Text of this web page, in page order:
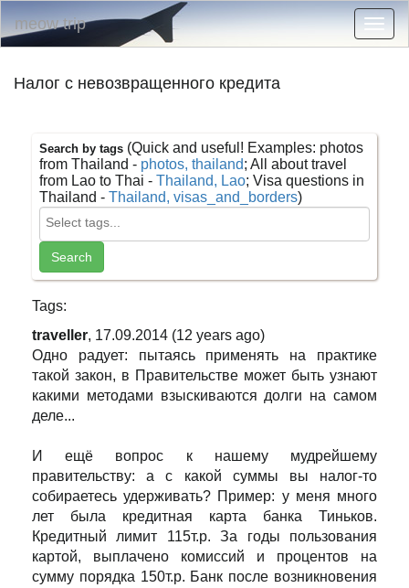
meow trip
Налог с невозвращенного кредита
Search by tags (Quick and useful! Examples: photos
from Thailand - photos, thailand; All about travel
from Lao to Thai - Thailand, Lao; Visa questions in
Thailand - Thailand, visas_and_borders)
Tags:
traveller, 17.09.2014 (12 years ago)
Одно радует: пытаясь применять на практике
такой закон, в Правительстве может быть узнают
какими методами взыскиваются долги на самом
деле...
И ещё вопрос к нашему мудрейшему
правительству: а с какой суммы вы налог-то
собираетесь удерживать? Пример: у меня много
лет была кредитная карта банка Тиньков.
Кредитный лимит 115т.р. За годы пользования
картой, выплачено комиссий и процентов на
сумму порядка 150т.р. Банк после возникновения